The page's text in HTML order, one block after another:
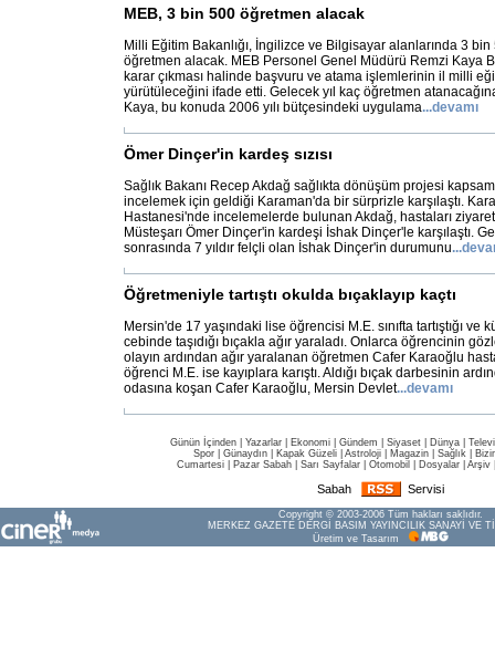
MEB, 3 bin 500 öğretmen alacak
Milli Eğitim Bakanlığı, İngilizce ve Bilgisayar alanlarında 3
öğretmen alacak. MEB Personel Genel Müdürü Remzi Kaya
karar çıkması halinde başvuru ve atama işlemlerinin il milli
yürütüleceğini ifade etti. Gelecek yıl kaç öğretmen
Kaya, bu konuda 2006 yılı bütçesindeki uygulama...devamı
Ömer Dinçer'in kardeş sızısı
Sağlık Bakanı Recep Akdağ sağlıkta dönüşüm projesi
incelemek için geldiği Karaman'da bir sürprizle karşılaştı.
Hastanesi'nde incelemelerde bulunan Akdağ, hastaları
Müsteşarı Ömer Dinçer'in kardeşi İshak Dinçer'le karşılaştı.
sonrasında 7 yıldır felçli olan İshak Dinçer'in durumunu...
Öğretmeniyle tartıştı okulda bıçaklayıp kaçtı
Mersin'de 17 yaşındaki lise öğrencisi M.E. sınıfta tartıştığı ve
cebinde taşıdığı bıçakla ağır yaraladı. Onlarca öğrencinin
olayın ardından ağır yaralanan öğretmen Cafer Karaoğlu
öğrenci M.E. ise kayıplara karıştı. Aldığı bıçak darbesinin
odasına koşan Cafer Karaoğlu, Mersin Devlet...devamı
Günün İçinden Yazarlar Ekonomi Gündem Siyaset Dünya |
Spor
Günaydın Kapak Güzeli Astroloji Magazin Sağlık
Cumartesi
Pazar Sabah Sarı Sayfalar Otomobil Dosyalar Arşiv
Sabah Servisi
Copyright © 2003-2006 Tüm hakları saklıdır.
MERKEZ GAZETE DERGİ BASIM YAYINCILIK SANAYİ VE
Üretim ve Tasarım